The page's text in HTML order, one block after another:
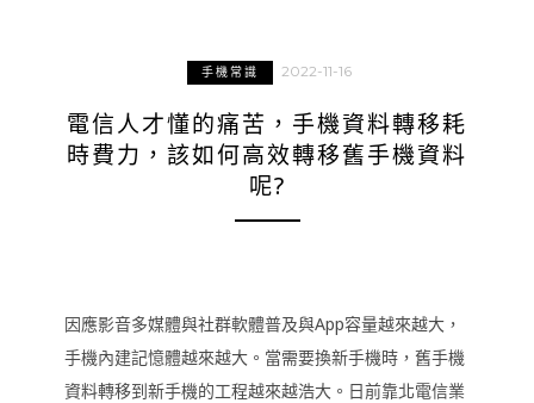
手機常識 2022-11-16
電信人才懂的痛苦，手機資料轉移耗
時費力，該如何高效轉移舊手機資料
呢?
因應影音多媒體與社群軟體普及與App容量越來越大，
手機內建記憶體越來越大。當需要換新手機時，舊手機
資料轉移到新手機的工程越來越浩大。日前靠北電信業